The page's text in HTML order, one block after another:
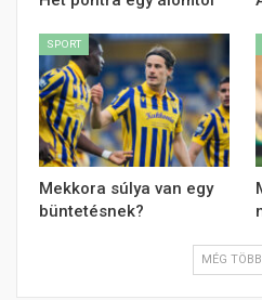
SPORT
Mekkora súlya van egy
büntetésnek?
MÉG